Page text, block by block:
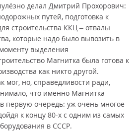
делал Дмитрий Прохорович:
путей, подготовка к
строительства ККЦ – отвалы
которые надо было вывозить в
выделения
Магнитка была готова к
как никто другой.
мог, но, справедливости ради,
что именно Магнитка
первую очередь: уж очень многое
к концу 80-х с одним из самых
в СССР.